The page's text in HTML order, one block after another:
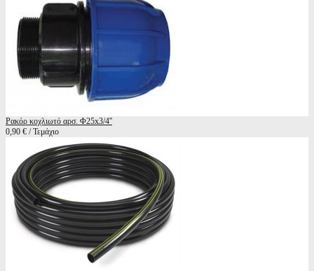
Ρακόρ κοχλιωτό αρσ. Φ25x3/4''
0,90 € / Τεμάχιο